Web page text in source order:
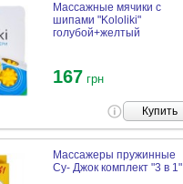
Массажные мячики с
шипами "Kololiki"
голубой+желтый
167 грн
Купить
Массажеры пружинные
Су- Джок комплект "3 в 1"